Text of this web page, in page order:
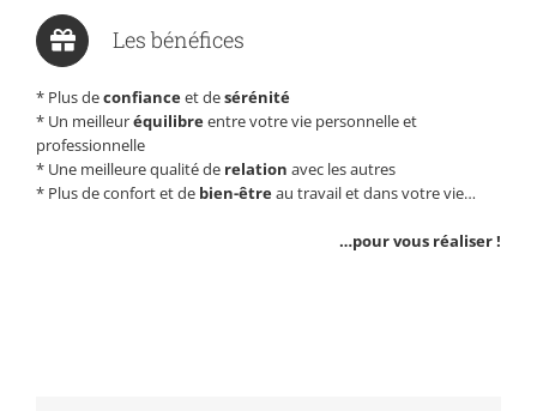
Les bénéfices
* Plus deconfianceet desérénité
* Un meilleuréquilibreentre votre vie personnelle et
professionnelle
* Une meilleure qualité de relation avec les autres
* Plus de confort et de bien-êtreau travail et dans votre vie…
…pour vous réaliser !